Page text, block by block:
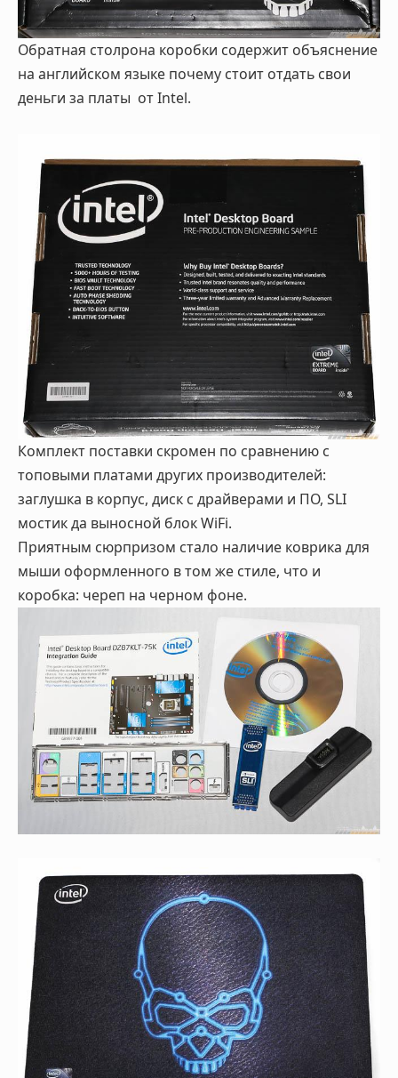
Обратная столрона коробки содержит объяснение
на английском языке почему стоит отдать свои
деньги за платы от Intel.
Комплект поставки скромен по сравнению с
топовыми платами других производителей:
заглушка в корпус, диск с драйверами и ПО, SLI
мостик да выносной блок WiFi.
Приятным сюрпризом стало наличие коврика для
мыши оформленного в том же стиле, что и
коробка: череп на черном фоне.